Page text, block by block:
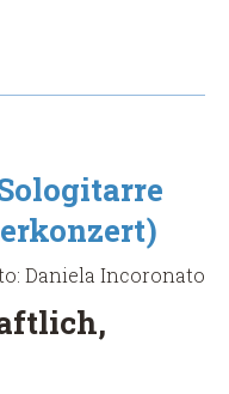
Daniela Incoronato